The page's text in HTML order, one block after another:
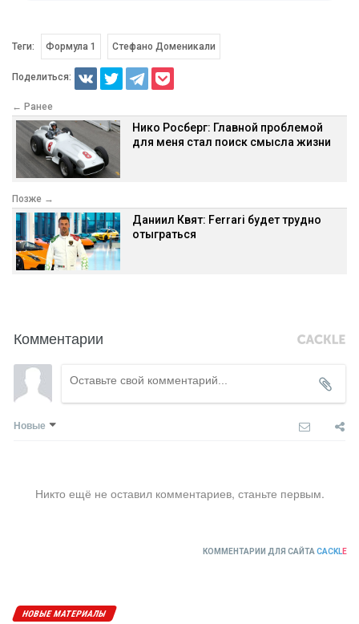
Теги: Формула 1 Стефано Доменикали
Поделиться:
← Ранее
Нико Росберг: Главной проблемой
для меня стал поиск смысла жизни
Позже →
Даниил Квят: Ferrari будет трудно
отыграться
Комментарии
Новые
Никто ещё не оставил комментариев, станьте первым.
КОММЕНТАРИИ ДЛЯ САЙТА CACKLE
НОВЫЕ МАТЕРИАЛЫ